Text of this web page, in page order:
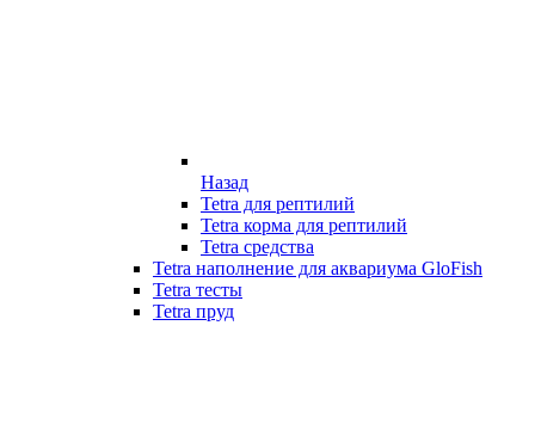
Назад
Tetra для рептилий
Tetra корма для рептилий
Tetra средства
Tetra наполнение для аквариума GloFish
Tetra тесты
Tetra пруд